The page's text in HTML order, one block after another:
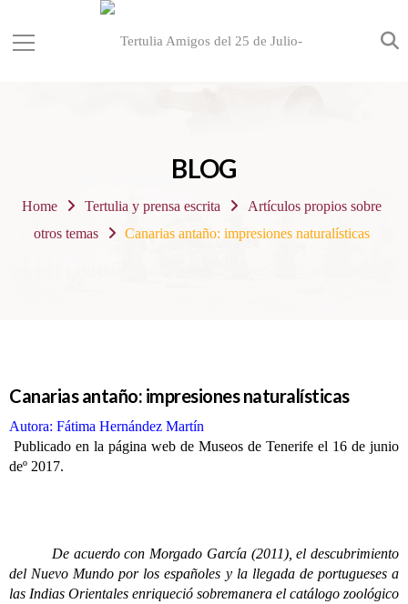
BLOG
Home Tertulia y prensa escrita
Artículos propios sobre
otros temas
Canarias antaño: impresiones naturalísticas
Canarias antaño: impresiones naturalísticas
Autora: Fátima Hernández Martín
Publicado en la página web de Museos de Tenerife el 16 de junio
deº 2017.
De acuerdo con Morgado García (2011), el descubrimiento
del Nuevo Mundo por los españoles y la llegada de portugueses a
las Indias Orientales enriqueció sobremanera el catálogo zoológico